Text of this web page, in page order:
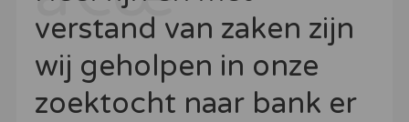
verstand van zaken zijn
wij geholpen in onze
zoektocht naar bank er